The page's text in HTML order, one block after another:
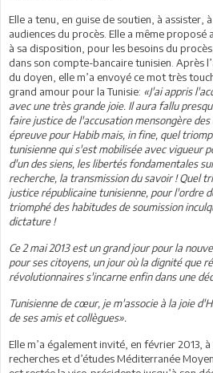
Elle a tenu, en guise de soutien, à assister,
audiences du procès. Elle a même
à sa disposition, pour les besoins du
dans son compte-bancaire tunisien. Après
du doyen, elle m’a envoyé ce mot très
grand amour pour la Tunisie: «J'ai appris
avec une très grande joie. Il aura fallu
faire justice de l'accusation mensongère
épreuve pour Habib mais, in fine, quel
tunisienne qui s'est mobilisée avec vigueur
d'un des siens, les libertés fondamentales
recherche, la transmission du savoir ! Quel
justice républicaine tunisienne, pour l'ordre
triomphé des habitudes de soumission
dictature !
Ce 2 mai 2013 est un grand jour pour la
pour ses citoyens, un jour où la dignité que
révolutionnaires s'incarne enfin dans une
Tunisienne de cœur, je m'associe à la joie
de ses amis et collègues».
Elle m’a également invité, en février 2013,
recherches et d’études Méditerranée